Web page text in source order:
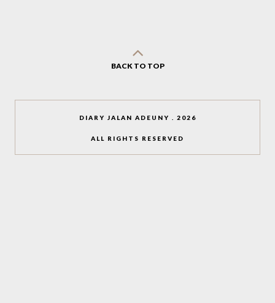
BACK TO TOP
DIARY JALAN ADEUNY 2026
ALL RIGHTS RESERVED